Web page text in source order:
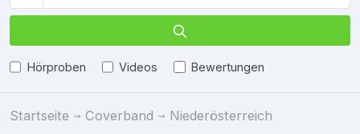
Hörproben Videos Bewertungen
Startseite Coverband Niederösterreich